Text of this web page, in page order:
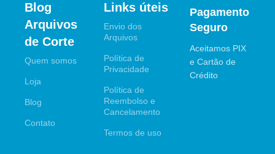
Blog
Arquivos
de Corte
Quem somos
Loja
Blog
Contato
Links úteis
Envio dos
Arquivos
Política de
Privacidade
Política de
Reembolso e
Cancelamento
Termos de uso
Pagamento
Seguro
Aceitamos PIX
e Cartão de
Crédito